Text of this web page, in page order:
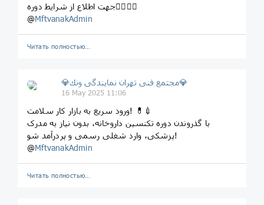
جهت اطلاع از شرایط دوره👇🏼👇🏼
@MftvanakAdmin
Читать полностью…
💎مجتمع فنى تهران نمايندگى ونك💎
16 May 2025 11:06
ورود سریع به بازار کار سلامت! 💊💉
با گذروندن دوره تکنسین داروخانه، بدون نیاز به مدرک
پزشکی، وارد شغلی رسمی و پردرآمد شو!
@MftvanakAdmin
Читать полностью…